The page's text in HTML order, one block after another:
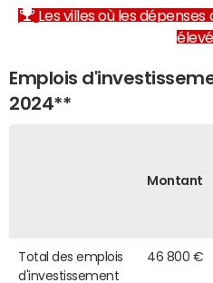
Les villes où les
Emplois
2024**
Montant
Total des emplois
d'investissement
46 800 €